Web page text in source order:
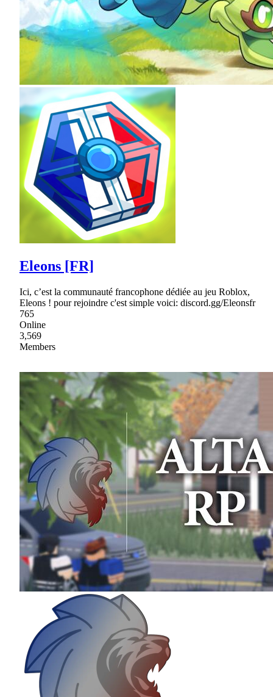
Eleons [FR]
Ici, c’est la communauté francophone dédiée au jeu Roblox,
Eleons ! pour rejoindre c'est simple voici: discord.gg/Eleonsfr
765
Online
3,569
Members